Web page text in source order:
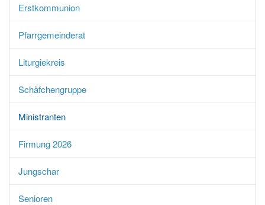
Erstkommunion
Pfarrgemeinderat
Liturgiekreis
Schäfchengruppe
Ministranten
Firmung 2026
Jungschar
Senioren